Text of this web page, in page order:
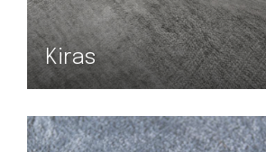
Kiras